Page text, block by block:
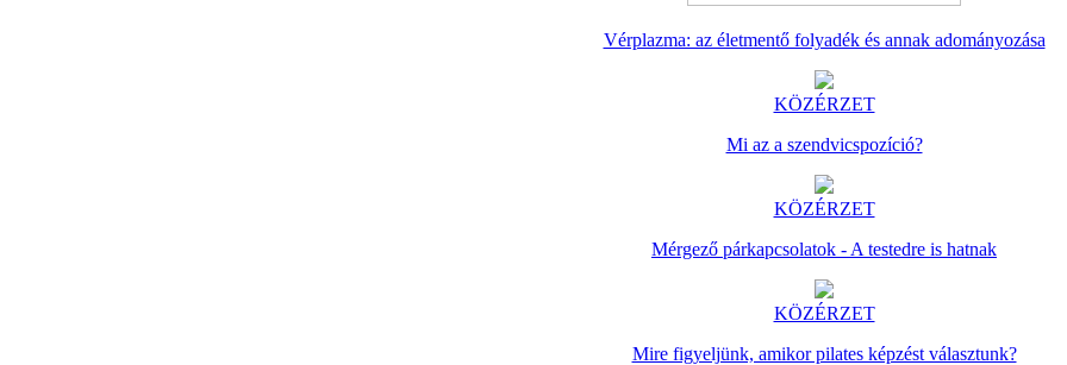
Vérplazma: az életmentő folyadék és annak adományozása
KÖZÉRZET
Mi az a szendvicspozíció?
KÖZÉRZET
Mérgező párkapcsolatok - A testedre is hatnak
KÖZÉRZET
Mire figyeljünk, amikor pilates képzést választunk?